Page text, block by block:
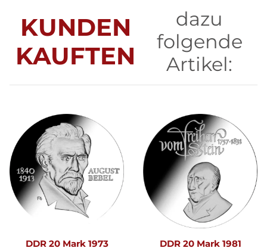
KUNDEN
KAUFTEN
dazu
folgende
Artikel:
DDR 20 Mark 1973 DDR 20 Mark 1981